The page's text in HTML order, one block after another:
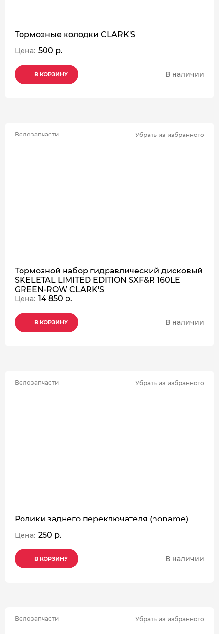
Тормозные колодки CLARK'S
Цена: 500 р.
В КОРЗИНУ
В КОРЗИНУ
В КОРЗИНУ В наличии
Велозапчасти Убрать из избранного
Тормозной набор гидравлический дисковый
SKELETAL LIMITED EDITION SXF&R 160LE
GREEN-ROW CLARK'S
Цена: 14 850 р.
В КОРЗИНУ
В КОРЗИНУ
В КОРЗИНУ В наличии
Велозапчасти Убрать из избранного
Ролики заднего переключателя (noname)
Цена: 250 р.
В КОРЗИНУ
В КОРЗИНУ
В КОРЗИНУ В наличии
Велозапчасти Убрать из избранного